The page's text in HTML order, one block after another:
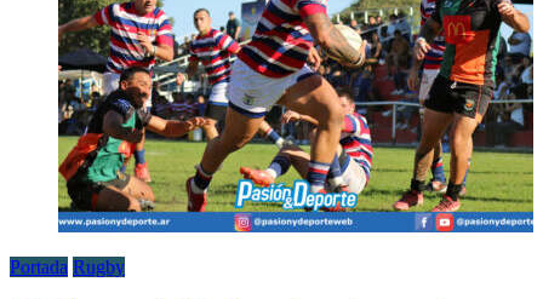
Portada Rugby